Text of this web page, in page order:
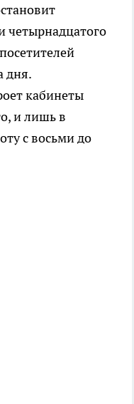
четырнадцатого
дня.
кабинеты
и лишь в
с восьми до